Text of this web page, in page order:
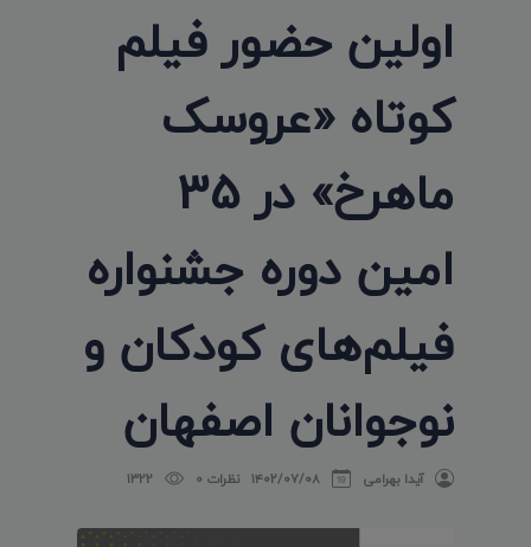
اولین حضور فیلم
کوتاه «عروسک
ماهرخ» در 35
امین دوره جشنواره
فیلم‌های کودکان و
نوجوانان اصفهان
آیدا بهرامی ۱۴۰۲/۰۷/۰۸ نظرات 0 1322